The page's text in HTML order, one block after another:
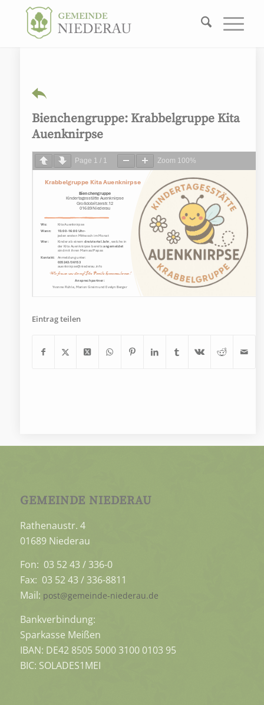
Bienchengruppe: Krabbelgruppe Kita
Auenknirpse
Page 1 / 1 Zoom 100%
Eintrag teilen
GEMEINDE NIEDERAU
Rathenaustr. 4
01689 Niederau
Fon: 03 52 43 / 336-0
Fax: 03 52 43 / 336-8811
Mail: post@gemeinde-niederau.de
Bankverbindung:
Sparkasse Meißen
IBAN: DE42 8505 5000 3100 0103 95
BIC: SOLADES1MEI